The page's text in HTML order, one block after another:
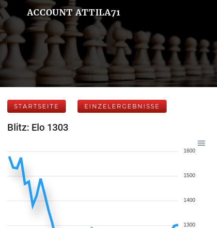
ACCOUNT ATTILA71
STARTSEITE EINZELERGEBNISSE
Blitz: Elo 1303
1600
1500
1400
1300